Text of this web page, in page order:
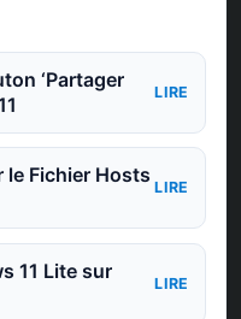
‘Partager
LIRE
le Fichier Hosts
LIRE
11 Lite sur
LIRE